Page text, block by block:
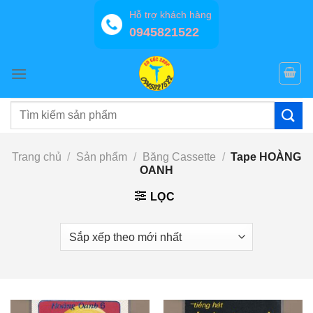
Hỗ trợ khách hàng
0945821522
Tìm
Trang chủ / Sản phẩm / Băng Cassette / Tape HOÀNG
OANH
LỌC